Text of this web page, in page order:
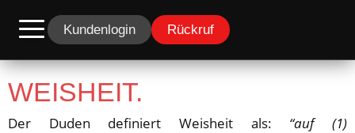
Kundenlogin Rückruf
WEISHEIT.
Der Duden definiert Weisheit als: “auf (1)